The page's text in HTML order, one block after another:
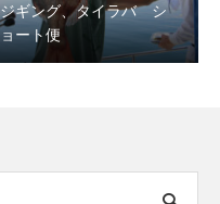
ジギング、タイラバ シ
ョート便